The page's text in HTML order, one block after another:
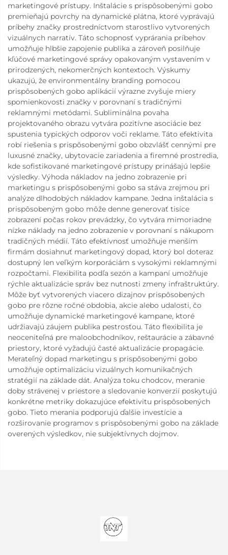
marketingové prístupy. Inštalácie s prispôsobenými gobo
premieňajú povrchy na dynamické plátna, ktoré vyprávajú
príbehy značky prostredníctvom starostlivo vytvorených
vizuálnych narratív. Táto schopnosť vyprárania príbehov
umožňuje hlbšie zapojenie publika a zároveň posilňuje
kľúčové marketingové správy opakovaným vystavením v
prirodzených, nekomerčných kontextoch. Výskumy
ukazujú, že environmentálny branding pomocou
prispôsobených gobo aplikácií výrazne zvyšuje miery
spomienkovosti značky v porovnaní s tradičnými
reklamnými metódami. Subliminálna povaha
projektovaného obrazu vytvára pozitívne asociácie bez
spustenia typických odporov voči reklame. Táto efektivita
robí riešenia s prispôsobenými gobo obzvlášť cennými pre
luxusné značky, ubytovacie zariadenia a firemné prostredia,
kde sofistikované marketingové prístupy prinášajú lepšie
výsledky. Výhoda nákladov na jedno zobrazenie pri
marketingu s prispôsobenými gobo sa stáva zrejmou pri
analýze dlhodobých nákladov kampane. Jedna inštalácia s
prispôsobeným gobo môže denne generovať tisíce
zobrazení počas rokov prevádzky, čo vytvára mimoriadne
nízke náklady na jedno zobrazenie v porovnaní s nákupom
tradičných médií. Táto efektívnosť umožňuje menším
firmám dosiahnuť marketingový dopad, ktorý bol doteraz
dostupný len veľkým korporáciám s vysokými reklamnými
rozpočtami. Flexibilita podľa sezón a kampaní umožňuje
rýchle aktualizácie správ bez nutnosti zmeny infraštruktúry.
Môže byť vytvorených viacero dizajnov prispôsobených
gobo pre rôzne ročné obdobia, akcie alebo udalosti, čo
umožňuje dynamické marketingové kampane, ktoré
udržiavajú záujem publika pestrosťou. Táto flexibilita je
neoceniteľná pre maloobchodníkov, reštaurácie a zábavné
priestory, ktoré vyžadujú časté aktualizácie propagácie.
Merateľný dopad marketingu s prispôsobenými gobo
umožňuje optimalizáciu vizuálnych komunikačných
stratégií na základe dát. Analýza toku chodcov, meranie
doby strávenej v priestore a sledovanie konverzií poskytujú
konkrétne metriky dokazujúce efektivitu prispôsobených
gobo. Tieto merania podporujú ďalšie investície a
rozširovanie programov s prispôsobenými gobo na základe
overených výsledkov, nie subjektívnych dojmov.